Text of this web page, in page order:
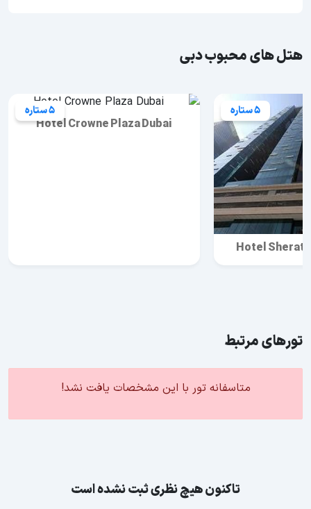
هتل های محبوب دبی
5 ستاره
Hotel
5 ستاره
Hotel Crowne Plaza Dubai
تورهای مرتبط
متاسفانه تور با این مشخصات یافت نشد!
تاکنون هیچ نظری ثبت نشده است